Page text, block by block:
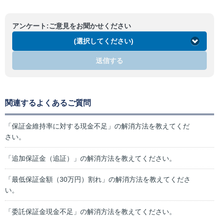
アンケート:ご意見をお聞かせください
(選択してください)
送信する
関連するよくあるご質問
「保証金維持率に対する現金不足」の解消方法を教えてくだ
さい。
「追加保証金（追証）」の解消方法を教えてください。
「最低保証金額（30万円）割れ」の解消方法を教えてくださ
い。
「委託保証金現金不足」の解消方法を教えてください。